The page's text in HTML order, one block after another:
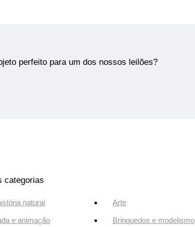
perfeito para um dos nossos leilões?
categorias
natural Arte
e animação Brinquedos e modelismo